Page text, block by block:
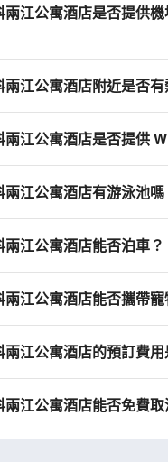
兩江公寓酒店是否提供
江公寓酒店附近是否有
江公寓酒店是否提供
江公寓酒店有游泳池嗎
江公寓酒店能否泊車？
江公寓酒店能否攜帶寵
江公寓酒店的預訂費用
江公寓酒店能否免費取